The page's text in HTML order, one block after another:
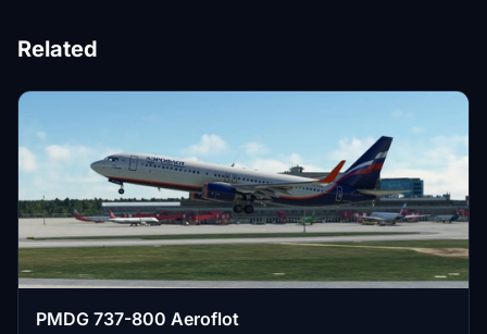
Related
PMDG 737-800 Aeroflot